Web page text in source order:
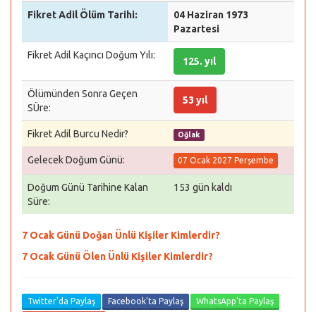
Fikret Adil Ölüm Tarihi:
04 Haziran 1973
Pazartesi
Fikret Adil Kaçıncı Doğum Yılı:
125. yıl
Ölümünden Sonra Geçen
SÜre:
53 yıl
Fikret Adil Burcu Nedir? Oğlak
Gelecek Doğum Günü: 07 Ocak 2027 Perşembe
Doğum Günü Tarihine Kalan
Süre:
153 gün kaldı
7 Ocak Günü Doğan Ünlü Kişiler Kimlerdir?
7 Ocak Günü Ölen Ünlü Kişiler Kimlerdir?
Twitter'da Paylaş Facebook'ta Paylaş
WhatsApp'ta Paylaş